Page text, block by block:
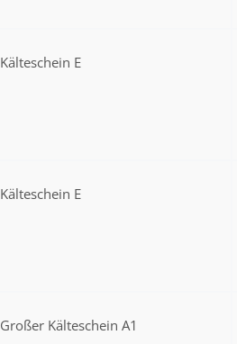
Kälteschein E
Kälteschein E
Großer Kälteschein A1